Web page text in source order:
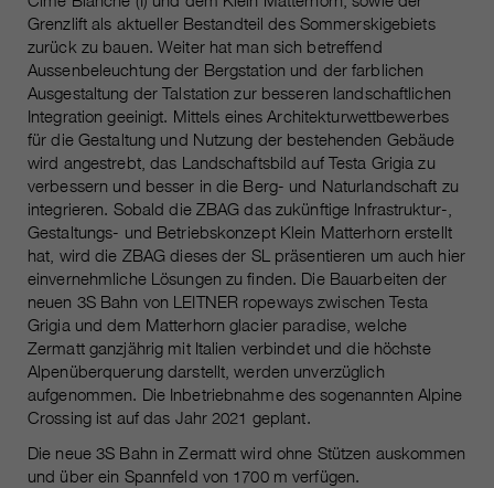
Grenzlift als aktueller Bestandteil des Sommerskigebiets
zurück zu bauen. Weiter hat man sich betreffend
Aussenbeleuchtung der Bergstation und der farblichen
Ausgestaltung der Talstation zur besseren landschaftlichen
Integration geeinigt. Mittels eines Architekturwettbewerbes
für die Gestaltung und Nutzung der bestehenden Gebäude
wird angestrebt, das Landschaftsbild auf Testa Grigia zu
verbessern und besser in die Berg- und Naturlandschaft zu
integrieren. Sobald die ZBAG das zukünftige Infrastruktur-,
Gestaltungs- und Betriebskonzept Klein Matterhorn erstellt
hat, wird die ZBAG dieses der SL präsentieren um auch hier
einvernehmliche Lösungen zu finden. Die Bauarbeiten der
neuen 3S Bahn von LEITNER ropeways zwischen Testa
Grigia und dem Matterhorn glacier paradise, welche
Zermatt ganzjährig mit Italien verbindet und die höchste
Alpenüberquerung darstellt, werden unverzüglich
aufgenommen. Die Inbetriebnahme des sogenannten Alpine
Crossing ist auf das Jahr 2021 geplant.
Die neue 3S Bahn in Zermatt wird ohne Stützen auskommen
und über ein Spannfeld von 1700 m verfügen.
Zweck
Weitere Informationen finden Sie in
den Datenschutzbestimmungen
von Google Analytics unter
https://policies.google.com/privacy.
Gesammelte nicht
personenbezogene Daten werden
verwendet, um Berichte über die
Nutzung der Website zu erstellen,
die uns helfen, unsere Websites /
Apps zu verbessern. Diese
Informationen werden auch an
unsere Kunden / Partner
weitergegeben.